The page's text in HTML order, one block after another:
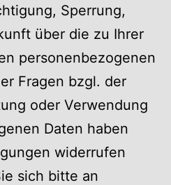
Sperrung,
über die zu Ihrer
personenbezogenen
Fragen bzgl. der
oder Verwendung
Daten haben
widerrufen
sich bitte an